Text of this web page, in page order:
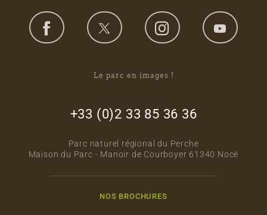
Le parc en images !
+33 (0)2 33 85 36 36
Parc naturel régional du Perche
Maison du Parc - Manoir de Courboyer 61340 Nocé
NOS BROCHURES